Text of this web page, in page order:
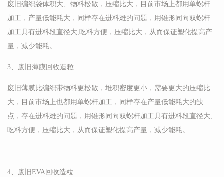
废旧编织袋体积大、物料松散，压缩比大，目前市场上都用单螺杆
加工，产量低能耗大，同样存在进料难的问题，用锥形同向双螺杆
加工具有进料段直径大,吃料方便，压缩比大，从而保证塑化提高产
量，减少能耗。
3、废旧薄膜回收造粒
废旧薄膜比编织带物料更松散，堆积密度更小，需要更大的压缩比
大，目前市场上也都用单螺杆加工，同样存在产量低能耗大的缺
点，存在进料难的问题，用锥形同向双螺杆加工具有进料段直径大,
吃料方便，压缩比大，从而保证塑化提高产量，减少能耗。
4、废旧EVA回收造粒